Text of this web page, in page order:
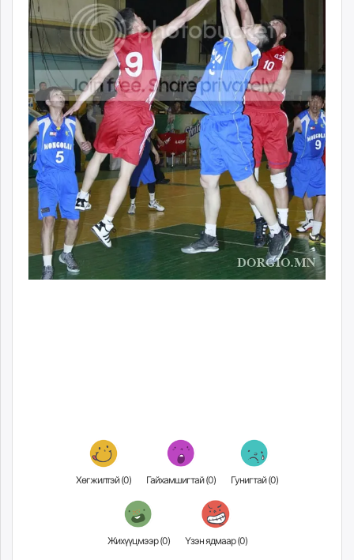
Хөгжилтэй (0) Гайхамшигтай (0) Гунигтай (0)
Жихүүцмээр (0) Үзэн ядмаар (0)